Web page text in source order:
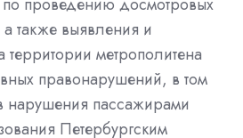
также выявления и
территории метрополитена
правонарушений, в том
нарушения пассажирами
Петербургским